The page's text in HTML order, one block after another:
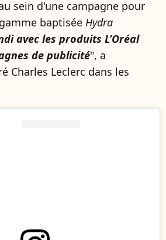
sein d'une campagne pour
baptisée Hydra
avec les produits L’Oréal
de publicité", a
Charles Leclerc dans les